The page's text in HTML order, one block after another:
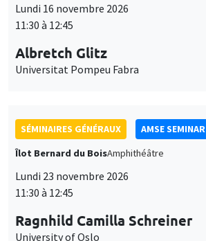
Lundi 16 novembre 2026
11:30 à 12:45
Albretch Glitz
Universitat Pompeu Fabra
SÉMINAIRES GÉNÉRAUX
AMSE SEMINAR
Îlot Bernard du BoisAmphithéâtre
Lundi 23 novembre 2026
11:30 à 12:45
Ragnhild Camilla Schreiner
University of Oslo